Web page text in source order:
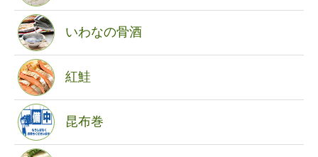
いわなの骨酒
紅鮭
昆布巻